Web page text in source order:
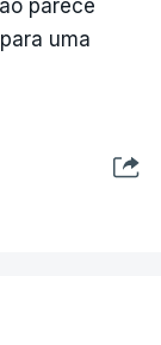
parece
uma